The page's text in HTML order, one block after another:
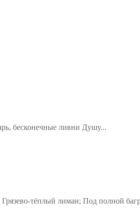
бесконечные ливни Душу...
тёплый лиман; Под полной